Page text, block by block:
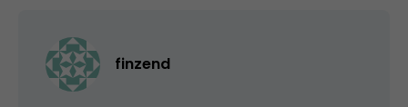
finzend